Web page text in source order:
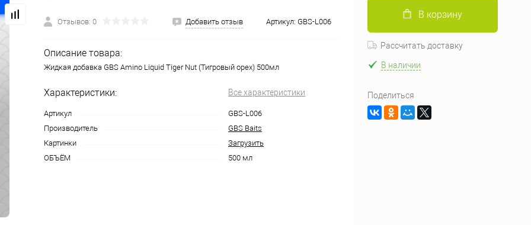
Отзывов: 0 Добавить отзыв Артикул: GBS-L006
Описание товара:
Жидкая добавка GBS Amino Liquid Tiger Nut (Тигровый орех) 500мл
Характеристики: Все характеристики
Артикул
GBS-L006
Производитель
GBS Baits
Картинки
Загрузить
ОБЪЁМ
500 мл
В корзину
Рассчитать доставку
В наличии
Поделиться